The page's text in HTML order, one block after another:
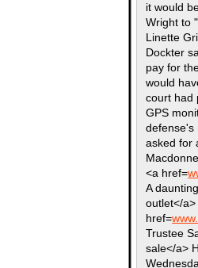
it would
Wright to
Linette
Dockter
pay for
would
court had
GPS
defense's
asked for
<a href=
A
outlet</
href=
Trustee
sale</a>